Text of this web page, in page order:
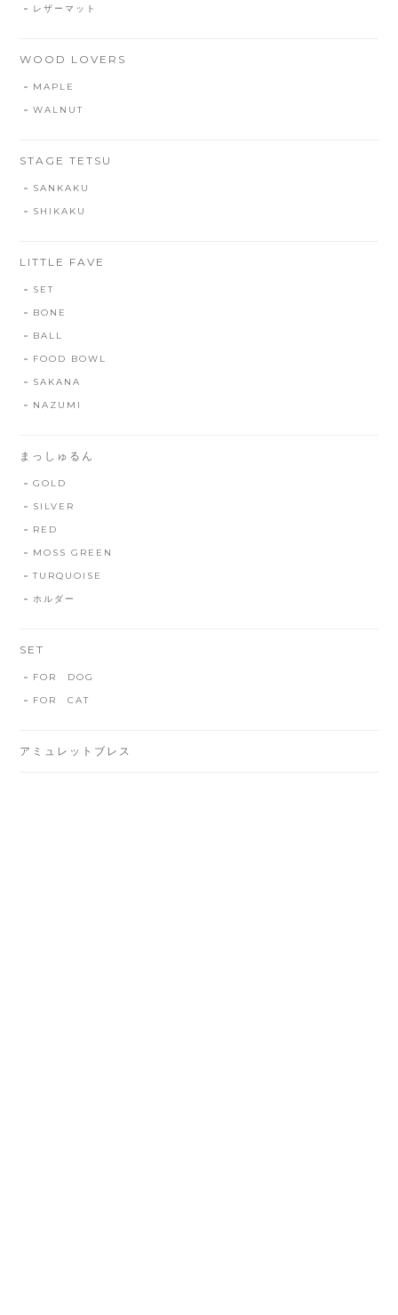
レザーマット
WOOD LOVERS
MAPLE
WALNUT
STAGE TETSU
SANKAKU
SHIKAKU
LITTLE FAVE
SET
BONE
BALL
FOOD BOWL
SAKANA
NAZUMI
まっしゅるん
GOLD
SILVER
RED
MOSS GREEN
TURQUOISE
ホルダー
SET
FOR DOG
FOR CAT
アミュレットブレス